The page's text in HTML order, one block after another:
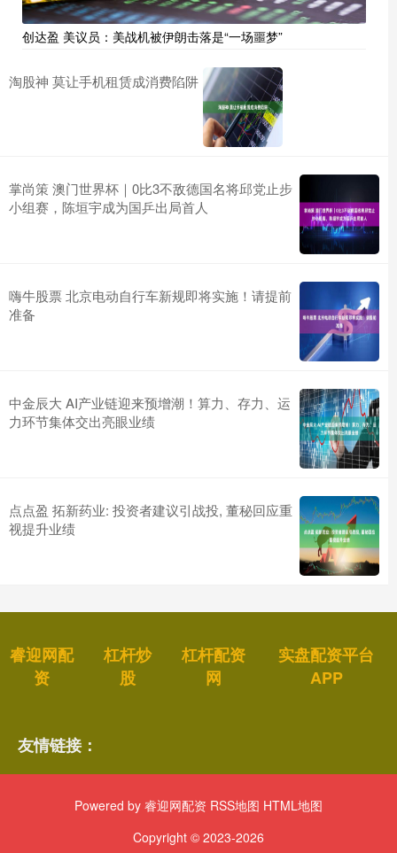
创达盈 美议员：美战机被伊朗击落是“一场噩梦”
淘股神 莫让手机租赁成消费陷阱
掌尚策 澳门世界杯｜0比3不敌德国名将邱党止步
小组赛，陈垣宇成为国乒出局首人
嗨牛股票 北京电动自行车新规即将实施！请提前
准备
中金辰大 AI产业链迎来预增潮！算力、存力、运
力环节集体交出亮眼业绩
点点盈 拓新药业: 投资者建议引战投, 董秘回应重
视提升业绩
睿迎网配
资
杠杆炒
股
杠杆配资
网
实盘配资平台
APP
友情链接：
Powered by 睿迎网配资 RSS地图 HTML地图
Copyright © 2023-2026